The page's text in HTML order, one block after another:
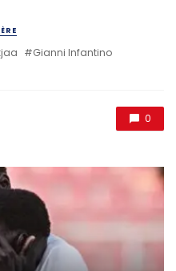
Gianni Infantino
0